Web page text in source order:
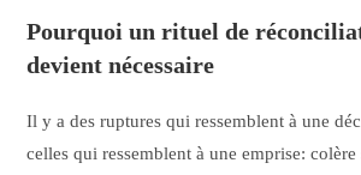
Pourquoi un rituel de
devient nécessaire
Il y a des ruptures qui ressemblent à une
celles qui ressemblent à une emprise: